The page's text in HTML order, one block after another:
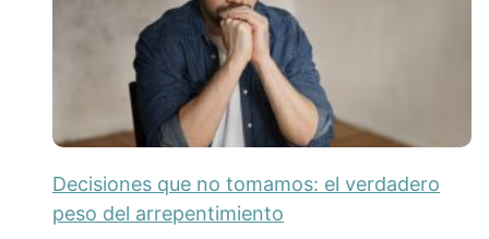
Decisiones que no tomamos: el verdadero
peso del arrepentimiento